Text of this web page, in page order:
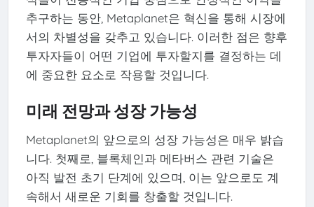
추구하는 동안, Metaplanet은 혁신을 통해 시장에
서의 차별성을 갖추고 있습니다. 이러한 점은 향후
투자자들이 어떤 기업에 투자할지를 결정하는 데
에 중요한 요소로 작용할 것입니다.
미래 전망과 성장 가능성
Metaplanet의 앞으로의 성장 가능성은 매우 밝습
니다. 첫째로, 블록체인과 메타버스 관련 기술은
아직 발전 초기 단계에 있으며, 이는 앞으로도 계
속해서 새로운 기회를 창출할 것입니다.